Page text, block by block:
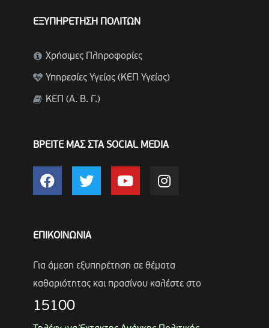
ΕΞΥΠΗΡΕΤΗΣΗ ΠΟΛΙΤΩΝ
Χρήσιμες Πληροφορίες
Υπηρεσίες Υγείας (ΚΕΠ Υγείας)
ΚΕΠ (Α. Β. Γ.)
ΒΡΕΙΤΕ ΜΑΣ ΣΤΑ SOCIAL MEDIA
ΕΠΙΚΟΙΝΩΝΙΑ
Για άμεση εξυπηρέτηση σε θέματα
καθαριότητας και πρασίνου καλέστε στο
15100